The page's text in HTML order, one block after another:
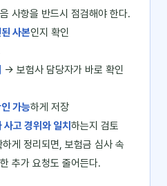
사항을 반드시 점검해야 한다.
사본인지 확인
→ 보험사 담당자가 바로 확인
가능하게 저장
사고 경위와 일치 하는지 검토
게 정리되면, 보험금 심사 속
추가 요청도 줄어든다.